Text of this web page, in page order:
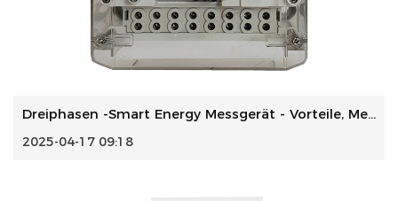
Dreiphasen -Smart Energy Messgerät - Vorteile, Merkmale un...
2025-04-17 09:18